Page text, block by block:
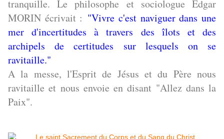
tranquille. Le philosophe et sociologue Edgar
MORIN écrivait : "Vivre c'est naviguer dans une
mer d'incertitudes à travers des îlots et des
archipels de certitudes sur lesquels on se
ravitaille."
A la messe, l'Esprit de Jésus et du Père nous
ravitaille et nous envoie en disant "Allez dans la
Paix".